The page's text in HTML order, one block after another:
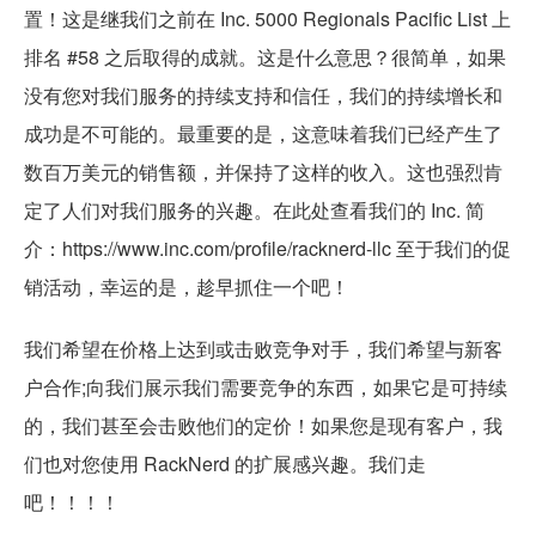
置！这是继我们之前在 Inc. 5000 Regionals Pacific List 上
排名 #58 之后取得的成就。这是什么意思？很简单，如果
没有您对我们服务的持续支持和信任，我们的持续增长和
成功是不可能的。最重要的是，这意味着我们已经产生了
数百万美元的销售额，并保持了这样的收入。这也强烈肯
定了人们对我们服务的兴趣。在此处查看我们的 Inc. 简
介：https://www.inc.com/profile/racknerd-llc 至于我们的促
销活动，幸运的是，趁早抓住一个吧！
我们希望在价格上达到或击败竞争对手，我们希望与新客
户合作;向我们展示我们需要竞争的东西，如果它是可持续
的，我们甚至会击败他们的定价！如果您是现有客户，我
们也对您使用 RackNerd 的扩展感兴趣。我们走
吧！！！！